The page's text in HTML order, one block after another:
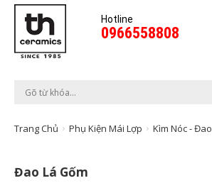
Hotline
0966558808
Trang Chủ Phụ Kiện Mái Lợp Kìm Nóc - Đao
Đao Lá Gốm